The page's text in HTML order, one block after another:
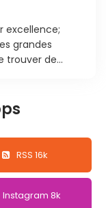
excellence;
grandes
trouver de...
RSS 16k
Instagram 8k